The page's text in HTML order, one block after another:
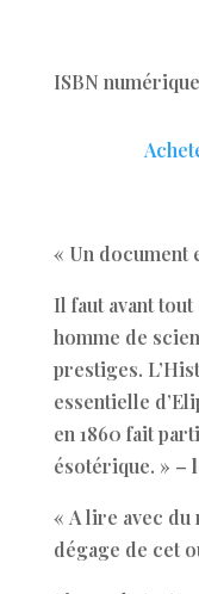
ISBN
« Un document
Il faut avant
homme de
prestiges.
essentielle
en 1860 fait
ésotérique. » –
« A lire avec du
dégage de cet